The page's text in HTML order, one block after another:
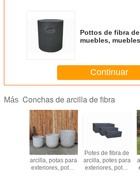
Pottos de fibra
muebles,
Continuar
Más Conchas de arcilla de fibra
Potas de fibra de
arcilla, potas para
exteriores, potas
Potes de fibra de
arcilla, potes para
exteriores, potes